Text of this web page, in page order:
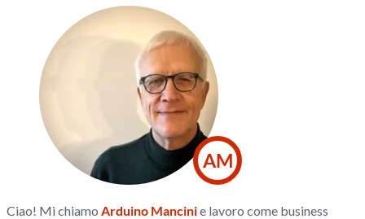
AM
Ciao! Mi chiamoArduino Mancinie lavoro come business